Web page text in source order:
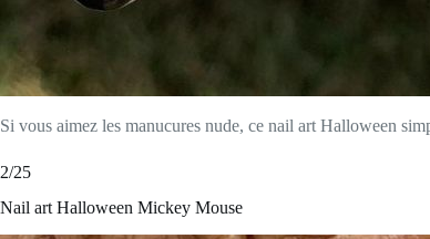
Si vous aimez les manucures nude, ce nail art Halloween
2/25
Nail art Halloween Mickey Mouse